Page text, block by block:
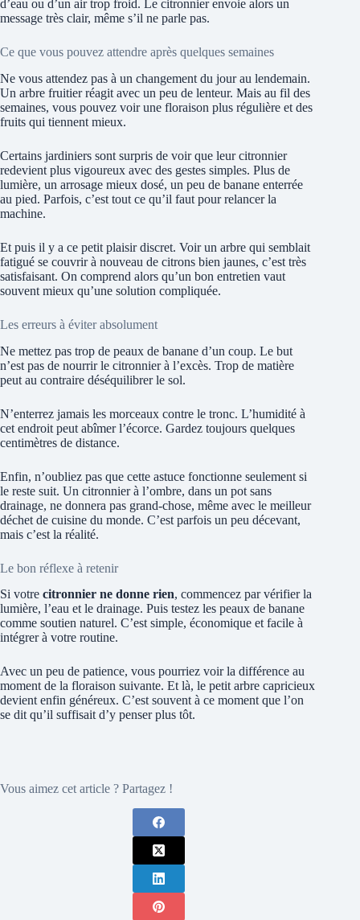
d’eau ou d’un air trop froid. Le citronnier envoie alors un
message très clair, même s’il ne parle pas.
Ce que vous pouvez attendre après quelques semaines
Ne vous attendez pas à un changement du jour au lendemain.
Un arbre fruitier réagit avec un peu de lenteur. Mais au fil des
semaines, vous pouvez voir une floraison plus régulière et des
fruits qui tiennent mieux.
Certains jardiniers sont surpris de voir que leur citronnier
redevient plus vigoureux avec des gestes simples. Plus de
lumière, un arrosage mieux dosé, un peu de banane enterrée
au pied. Parfois, c’est tout ce qu’il faut pour relancer la
machine.
Et puis il y a ce petit plaisir discret. Voir un arbre qui semblait
fatigué se couvrir à nouveau de citrons bien jaunes, c’est très
satisfaisant. On comprend alors qu’un bon entretien vaut
souvent mieux qu’une solution compliquée.
Les erreurs à éviter absolument
Ne mettez pas trop de peaux de banane d’un coup. Le but
n’est pas de nourrir le citronnier à l’excès. Trop de matière
peut au contraire déséquilibrer le sol.
N’enterrez jamais les morceaux contre le tronc. L’humidité à
cet endroit peut abîmer l’écorce. Gardez toujours quelques
centimètres de distance.
Enfin, n’oubliez pas que cette astuce fonctionne seulement si
le reste suit. Un citronnier à l’ombre, dans un pot sans
drainage, ne donnera pas grand-chose, même avec le meilleur
déchet de cuisine du monde. C’est parfois un peu décevant,
mais c’est la réalité.
Le bon réflexe à retenir
Si votre citronnier ne donne rien, commencez par vérifier la
lumière, l’eau et le drainage. Puis testez les peaux de banane
comme soutien naturel. C’est simple, économique et facile à
intégrer à votre routine.
Avec un peu de patience, vous pourriez voir la différence au
moment de la floraison suivante. Et là, le petit arbre capricieux
devient enfin généreux. C’est souvent à ce moment que l’on
se dit qu’il suffisait d’y penser plus tôt.
Vous aimez cet article ? Partagez !